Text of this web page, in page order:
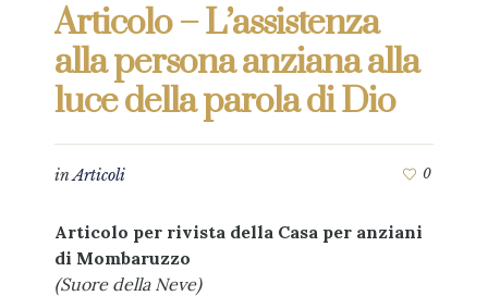
Articolo – L’assistenza
alla persona anziana alla
luce della parola di Dio
inArticoli 0
Articolo per rivista della Casa per anziani
di Mombaruzzo
(Suore della Neve)